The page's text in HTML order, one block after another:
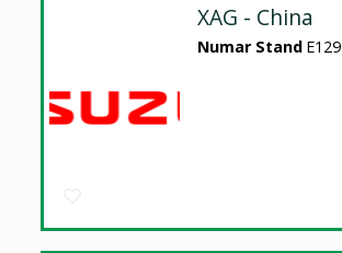
XAG - China
Numar Stand E129